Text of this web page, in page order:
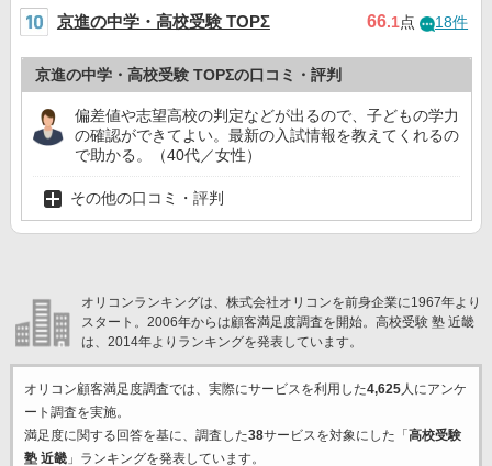
京進の中学・高校受験 TOPΣ 66.1点 18件
京進の中学・高校受験 TOPΣの口コミ・評判
偏差値や志望高校の判定などが出るので、子どもの学力
の確認ができてよい。最新の入試情報を教えてくれるの
で助かる。（40代／女性）
その他の口コミ・評判
オリコンランキングは、株式会社オリコンを前身企業に1967年より
スタート。2006年からは顧客満足度調査を開始。高校受験 塾 近畿
は、2014年よりランキングを発表しています。
オリコン顧客満足度調査では、実際にサービスを利用した4,625人にアンケ
ート調査を実施。
満足度に関する回答を基に、調査した38サービスを対象にした「 高校受験
塾 近畿」ランキングを発表しています。